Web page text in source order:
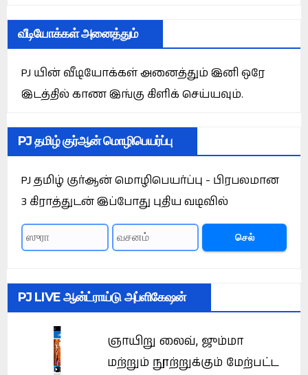
வீடியோக்கள் அனைத்தும்
PJ யின் வீடியோக்கள் அனைத்தும் இனி ஒரே
இடத்தில் காண இங்கு கிளிக் செய்யவும்.
PJ தமிழ் குர்ஆன் மொழிபெயர்ப்பு
PJ தமிழ் குர்ஆன் மொழிபெயர்ப்பு - பிரபலமான
3 கிராத்துடன் இப்போது புதிய வடிவில்
செல்
PJ LIVE ஆன்ட்ராய்டு அப்ளிகேஷன்
ஞாயிறு லைவ், ஜும்மா
மற்றும் நூற்றுக்கும் மேற்பட்ட